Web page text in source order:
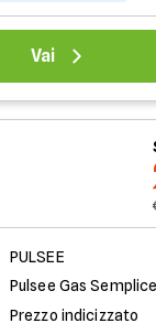
Vai
PULSEE
Pulsee Gas Semplice
Prezzo indicizzato